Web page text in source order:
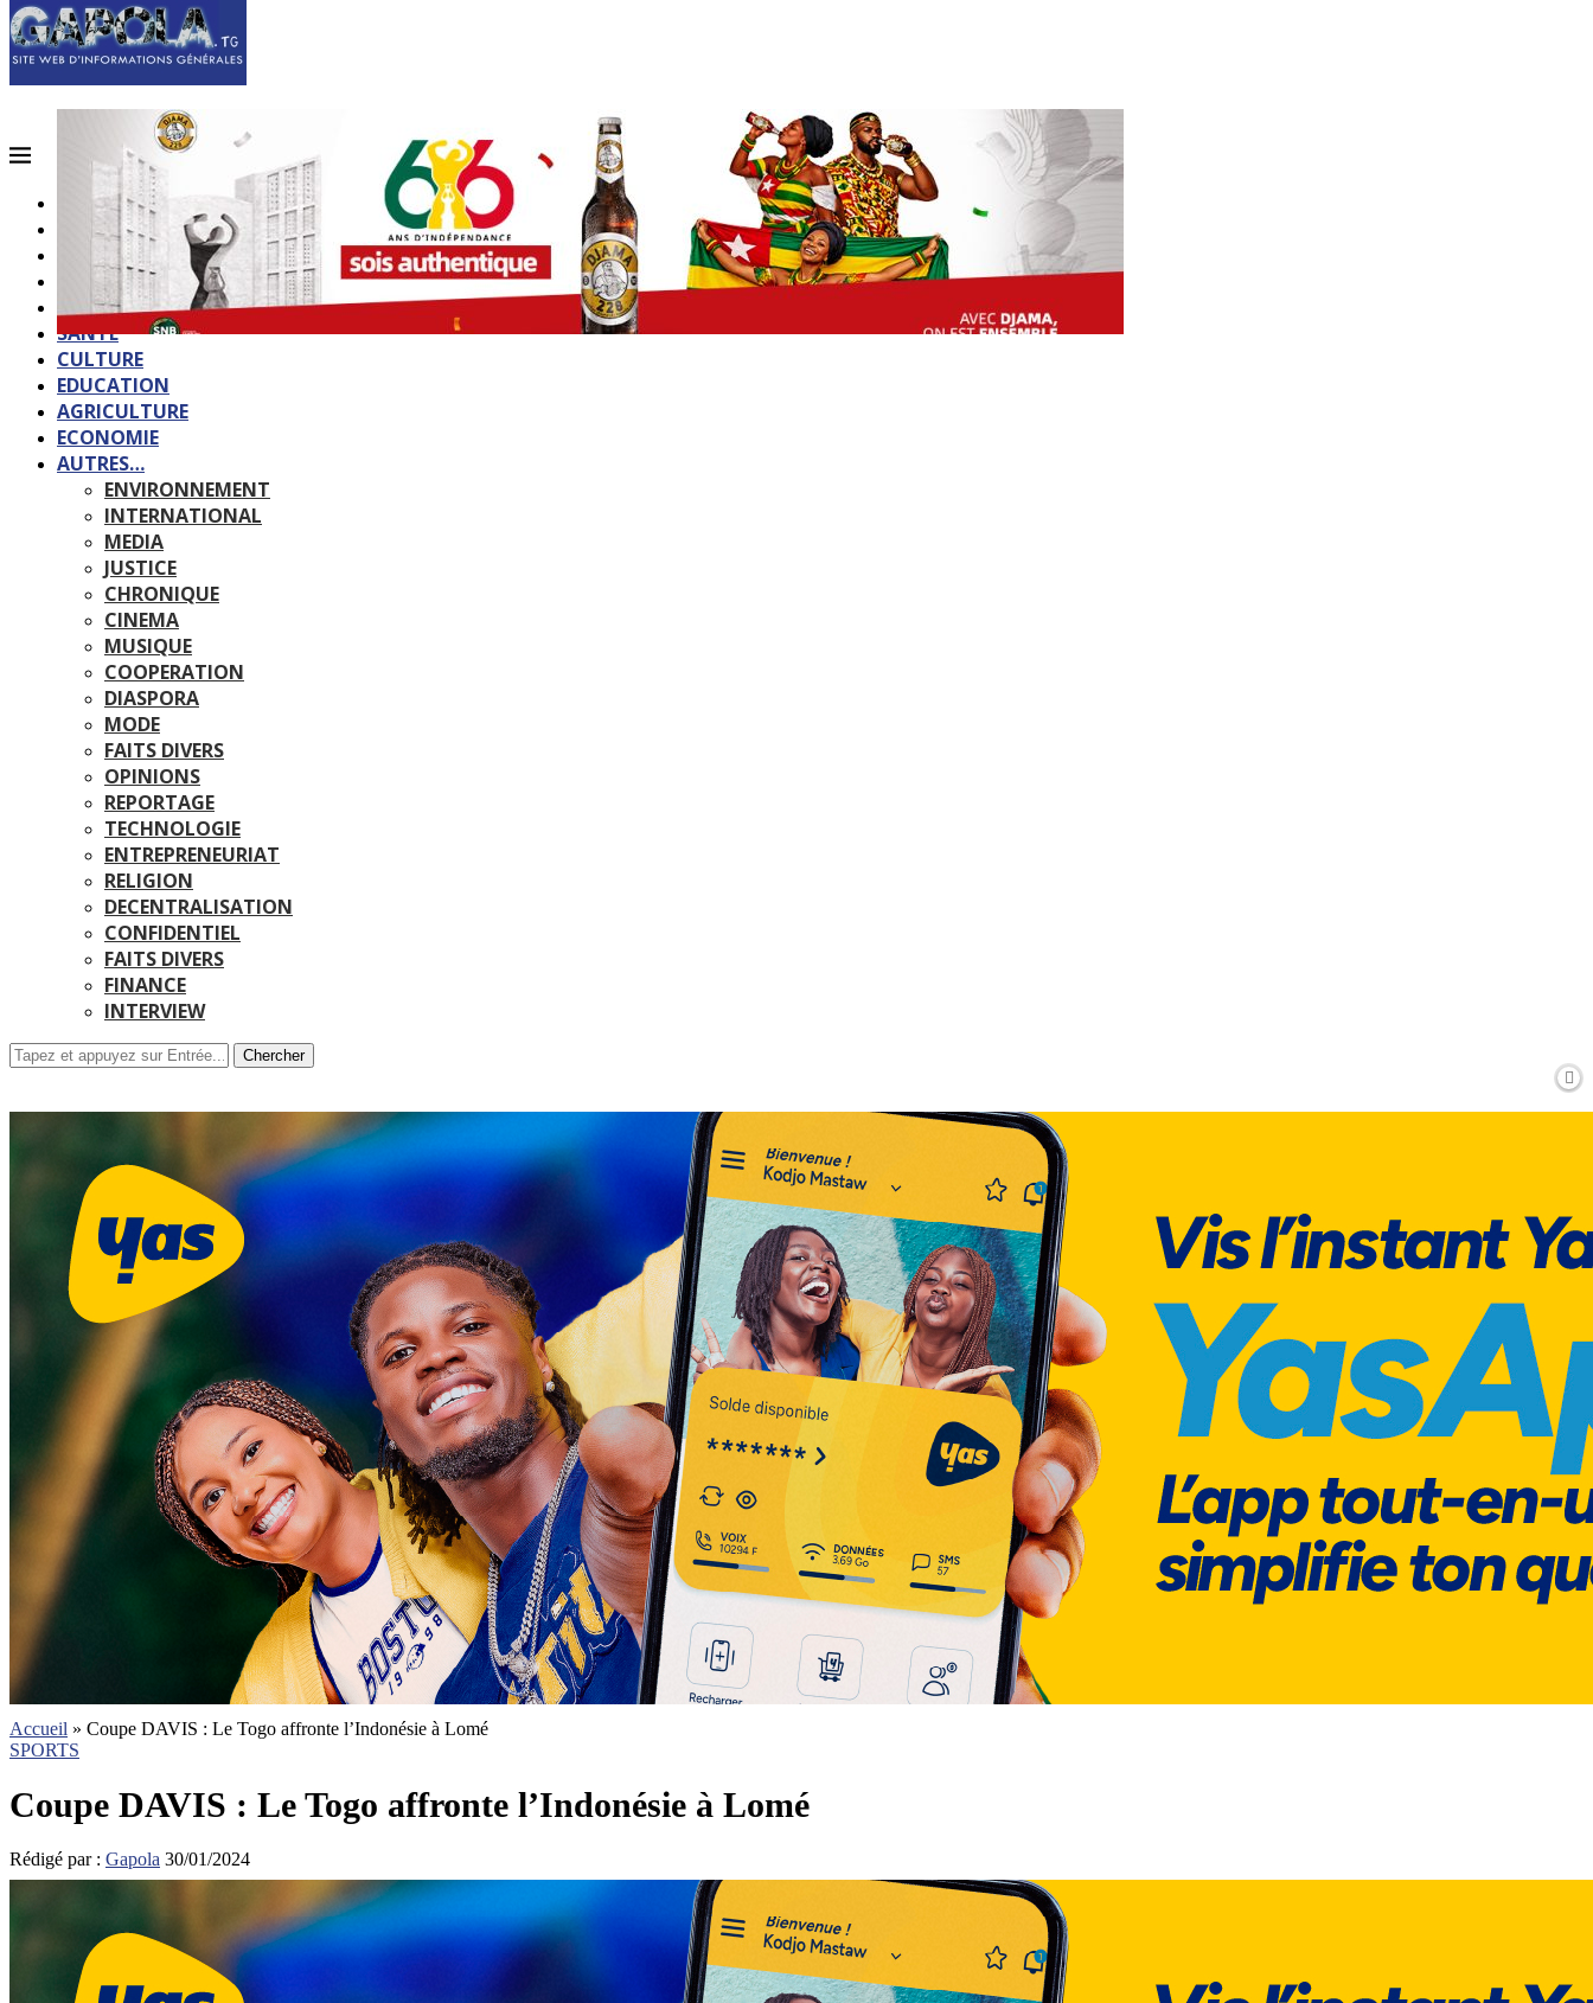
ACCUEIL
QUI SOMMES-NOUS?
POLITIQUE
SOCIETE
SPORTS
SANTE
CULTURE
EDUCATION
AGRICULTURE
ECONOMIE
AUTRES…
ENVIRONNEMENT
INTERNATIONAL
MEDIA
JUSTICE
CHRONIQUE
CINEMA
MUSIQUE
COOPERATION
DIASPORA
MODE
FAITS DIVERS
OPINIONS
REPORTAGE
TECHNOLOGIE
ENTREPRENEURIAT
RELIGION
DECENTRALISATION
CONFIDENTIEL
FAITS DIVERS
FINANCE
INTERVIEW
Chercher
Accueil » Coupe DAVIS : Le Togo affronte l’Indonésie à Lomé
SPORTS
Coupe DAVIS : Le Togo affronte l’Indonésie à Lomé
Rédigé par : Gapola 30/01/2024